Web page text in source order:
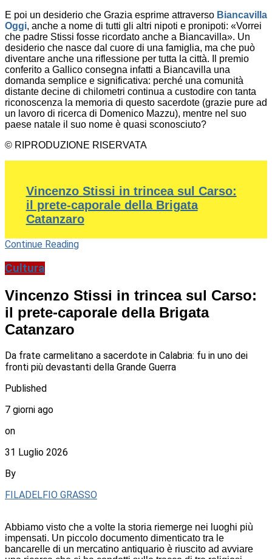
E poi un desiderio che Grazia esprime attraverso Biancavilla
Oggi, anche a nome di tutti gli altri nipoti e pronipoti: «Vorrei
che padre Stissi fosse ricordato anche a Biancavilla». Un
desiderio che nasce dal cuore di una famiglia, ma che può
diventare anche una riflessione per tutta la città. Il premio
conferito a Gallico consegna infatti a Biancavilla una
domanda semplice e significativa: perché una comunità
distante decine di chilometri continua a custodire con tanta
riconoscenza la memoria di questo sacerdote (grazie pure ad
un lavoro di ricerca di Domenico Mazzu), mentre nel suo
paese natale il suo nome è quasi sconosciuto?
© RIPRODUZIONE RISERVATA
Vincenzo Stissi in trincea sul Carso:
il prete-caporale della Brigata
Catanzaro
Continue Reading
Cultura
Vincenzo Stissi in trincea sul Carso:
il prete-caporale della Brigata
Catanzaro
Da frate carmelitano a sacerdote in Calabria: fu in uno dei
fronti più devastanti della Grande Guerra
Published
7 giorni ago
on
31 Luglio 2026
By
FILADELFIO GRASSO
Abbiamo visto che a volte la storia riemerge nei luoghi più
impensati. Un piccolo documento dimenticato tra le
bancarelle di un mercatino antiquario è riuscito ad avviare